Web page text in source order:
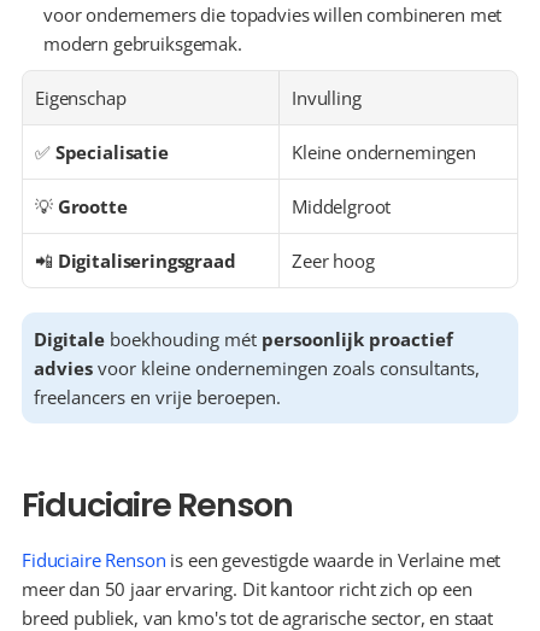
voor ondernemers die topadvies willen combineren met
modern gebruiksgemak.
Eigenschap Invulling
✅ Specialisatie Kleine ondernemingen
💡 Grootte Middelgroot
📲 Digitaliseringsgraad Zeer hoog
Digitale boekhouding mét persoonlijk proactief
advies voor kleine ondernemingen zoals consultants,
freelancers en vrije beroepen.
Fiduciaire Renson
Fiduciaire Renson is een gevestigde waarde in Verlaine met
meer dan 50 jaar ervaring. Dit kantoor richt zich op een
breed publiek, van kmo's tot de agrarische sector, en staat